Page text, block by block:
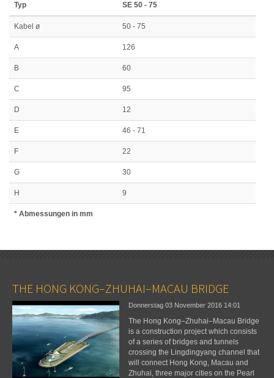
Typ SE 50 - 75
Kabel ø 50 - 75
A 126
B 60
C 95
D 12
E 46 - 71
F 22
G 30
H 9
* Abmessungen in mm
THE HONG KONG–ZHUHAI–MACAU BRIDGE
Donnerstag 03 November 2016 14:01
The Hong Kong–Zhuhai–Macau Bridge
is a construction project which consists
of a series of bridges and tunnels
crossing the Lingdingyang channel that
will connect Hong Kong, Macau and
Zhuhai, three major cities on the Pearl